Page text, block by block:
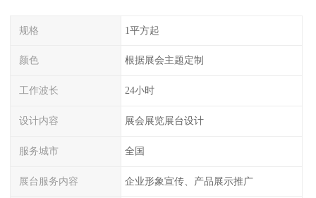
规格 1平方起
颜色 根据展会主题定制
工作波长 24小时
设计内容 展会展览展台设计
服务城市 全国
展台服务内容 企业形象宣传、产品展示推广